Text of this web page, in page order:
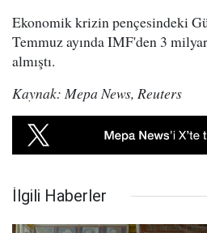
Ekonomik krizin pençesindeki
Temmuz ayında IMF'den 3
almıştı.
Kaynak: Mepa News, Reuters
İlgili Haberler